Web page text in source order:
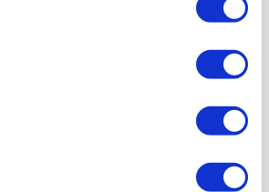
en Ajax is de eerste tussen
Dat weten we dinsdag als de
rollen in Estadio de la Cerámica.